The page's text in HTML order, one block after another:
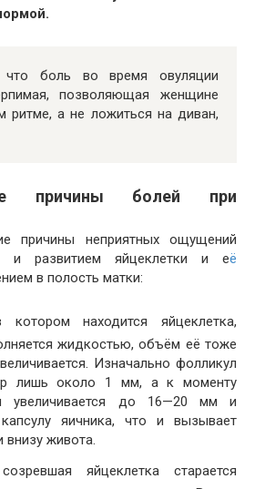
что боль во время овуляции
позволяющая женщине
ритме, а не ложиться на диван,
причины болей при
причины неприятных ощущений
и развитием яйцеклетки и её
в полость матки:
находится яйцеклетка,
жидкостью, объём её тоже
Изначально фолликул
лишь около 1 мм, а к моменту
увеличивается до 16—20 мм и
капсулу яичника, что и вызывает
внизу живота.
яйцеклетка старается